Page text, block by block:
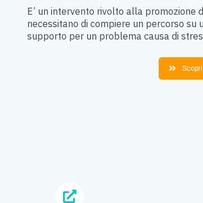
E’ un intervento rivolto alla promozione
necessitano di compiere un percorso su
supporto per un problema causa di